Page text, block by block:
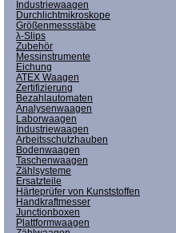
Industriewaagen
Durchlichtmikroskope
Größenmessstäbe
λ-Slips
Zubehör
Messinstrumente
Eichung
ATEX Waagen
Zertifizierung
Bezahlautomaten
Analysenwaagen
Laborwaagen
Industriewaagen
Arbeitsschutzhauben
Bodenwaagen
Taschenwaagen
Zählsysteme
Ersatzteile
Härteprüfer von Kunststoffen
Handkraftmesser
Junctionboxen
Plattformwaagen